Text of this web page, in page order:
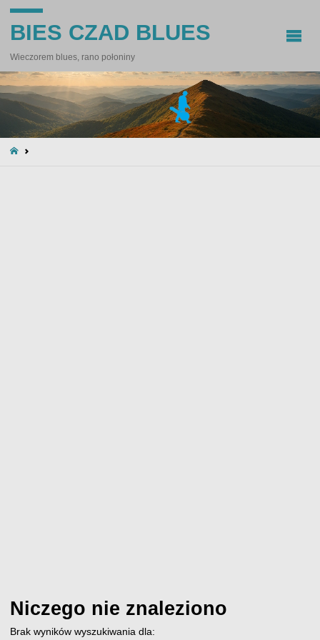
BIES CZAD BLUES
Wieczorem blues, rano połoniny
STRONA
Niczego nie znaleziono
Brak wyników wyszukiwania dla: